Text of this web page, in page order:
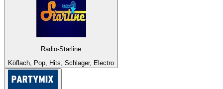
Radio-Starline
Köflach, Pop, Hits, Schlager, Electro